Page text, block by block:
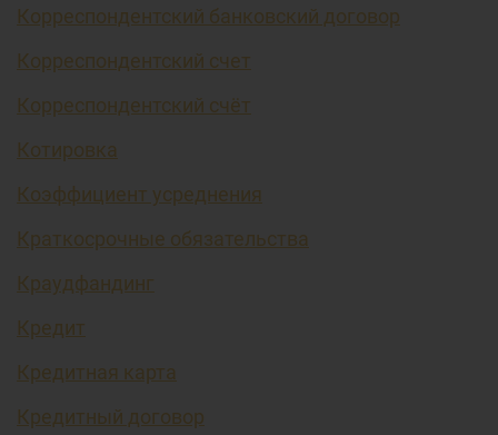
Корреспондентский банковский договор
Корреспондентский счет
Корреспондентский счёт
Котировка
Коэффициент усреднения
Краткосрочные обязательства
Краудфандинг
Кредит
Кредитная карта
Кредитный договор